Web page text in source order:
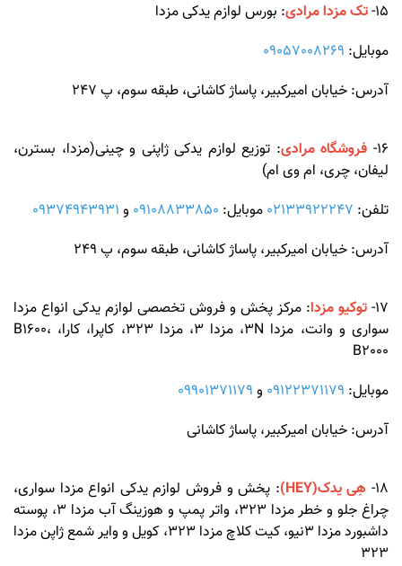
15- تک مزدا مرادی: بورس لوازم یدکی مزدا
موبایل: 09057008269
آدرس: خیابان امیرکبیر، پاساژ کاشانی، طبقه سوم، پ 247
16- فروشگاه مرادی: توزیع لوازم یدکی ژاپنی و چینی(مزدا، بسترن،
لیفان، چری، ام وی ام)
تلفن: 02133922247 موبایل: 09108833850 و 09374943931
آدرس: خیابان امیرکبیر، پاساژ کاشانی، طبقه سوم، پ 249
17- توکیو مزدا: مرکز پخش و فروش تخصصی لوازم یدکی انواع مزدا
سواری و وانت، مزدا 3N، مزدا 3، مزدا 323، کاپرا، کارا، B1600،
B2000
موبایل: 09122371179 و 09901371179
آدرس: خیابان امیرکبیر، پاساژ کاشانی
18- هِی یدک(HEY)
: پخش و فروش لوازم یدکی انواع مزدا سواری،
چراغ جلو و خطر مزدا 323، واتر پمپ و هوزینگ آب مزدا 3، پوسته
داشبورد مزدا 3نیو، کیت کلاچ مزدا 323، کویل و وایر شمع ژاپن مزدا
323